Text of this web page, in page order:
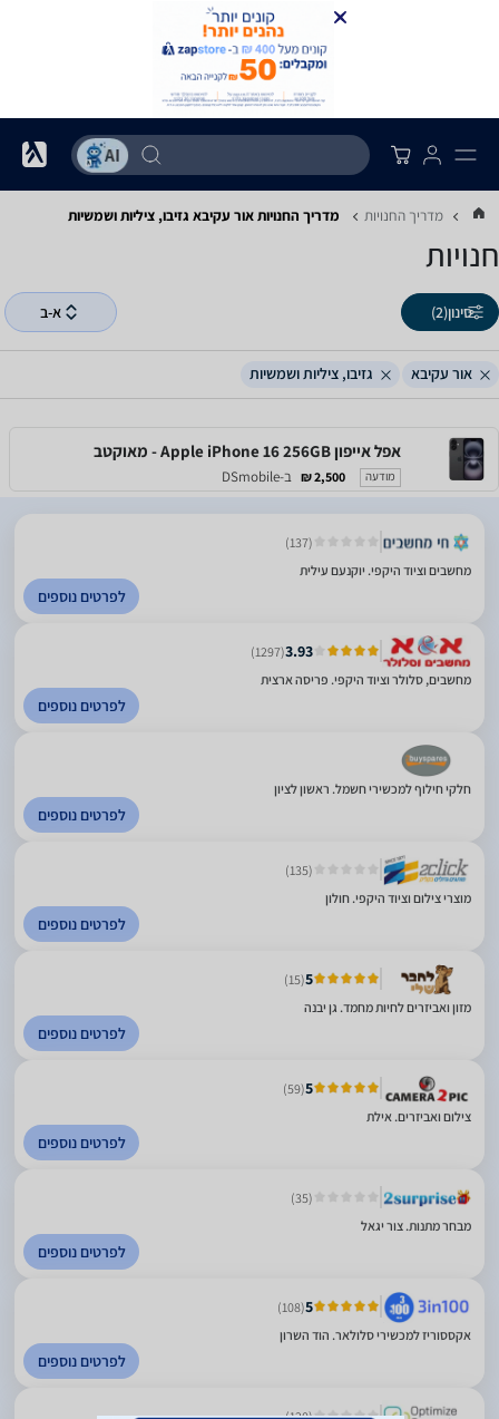
מדריך החנויות מדריך החנויות ‏אור עקיבא ‏גזיבו, ציליות ושמשיות
חנויות
סינון(2) א-ב
אור עקיבא גזיבו, ציליות ושמשיות
אפל אייפון Apple iPhone 16 256GB - מאוקטב
מודעה 2,500 ₪ ב-DSmobile
(137)
מחשבים וציוד היקפי. יוקנעם עילית
לפרטים נוספים
3.93
(1297)
מחשבים, סלולר וציוד היקפי. פריסה ארצית
לפרטים נוספים
חלקי חילוף למכשירי חשמל. ראשון לציון
לפרטים נוספים
(135)
מוצרי צילום וציוד היקפי. חולון
לפרטים נוספים
5
(15)
מזון ואביזרים לחיות מחמד. גן יבנה
לפרטים נוספים
5
(59)
צילום ואביזרים. אילת
לפרטים נוספים
(35)
מבחר מתנות. צור יגאל
לפרטים נוספים
5
(108)
אקססוריז למכשירי סלולאר. הוד השרון
לפרטים נוספים